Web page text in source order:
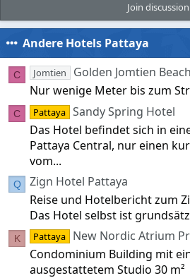
Join discussion
Andere Hotels Pattaya
C Jomtien
Golden Jomtien Beach
Nur wenige Meter bis zum
C Pattaya Sandy Spring Hotel
Das Hotel befindet sich in
Pattaya Central, nur einen
vom...
Q
Zign Hotel Pattaya
Reise und Hotelbericht zum
Das Hotel selbst ist
K Pattaya
New Nordic Atrium
Condominium Building mit
ausgestattetem Studio 30 m²